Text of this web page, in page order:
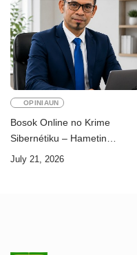
OPINIAUN
Bosok Online no Krime
Sibernétiku – Hametin
Seguransa Dijitál ba Futuru
July 21, 2026